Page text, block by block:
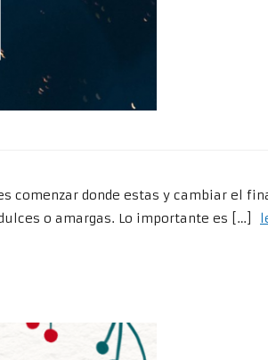
comenzar donde estas y cambiar el
o amargas. Lo importante es […]